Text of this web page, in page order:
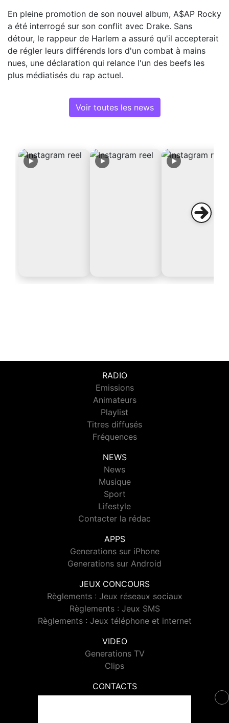
En pleine promotion de son nouvel album, A$AP Rocky
a été interrogé sur son conflit avec Drake. Sans
détour, le rappeur de Harlem a assuré qu'il accepterait
de régler leurs différends lors d'un combat à mains
nues, une déclaration qui relance l'un des beefs les
plus médiatisés du rap actuel.
Voir toutes les news
RADIO
Emissions
Animateurs
Playlist
Titres diffusés
Fréquences
NEWS
News
Musique
Sport
Lifestyle
Contacter la rédac
APPS
Generations sur iPhone
Generations sur Android
JEUX CONCOURS
Règlements : Jeux réseaux sociaux
Règlements : Jeux SMS
Règlements : Jeux téléphone et internet
VIDEO
Generations TV
Clips
CONTACTS
Contacter Generations